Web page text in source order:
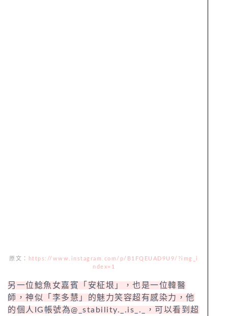
原文：
https://www.instagram.com/p/B1FQEUAD9U9/?img_i
ndex=1
另一位鯰魚女嘉賓「安柾垠」，也是一位韓醫
師，神似「李多慧」的魅力笑容超有感染力，他
的個人IG帳號為@_stability._.is_._，可以看到超